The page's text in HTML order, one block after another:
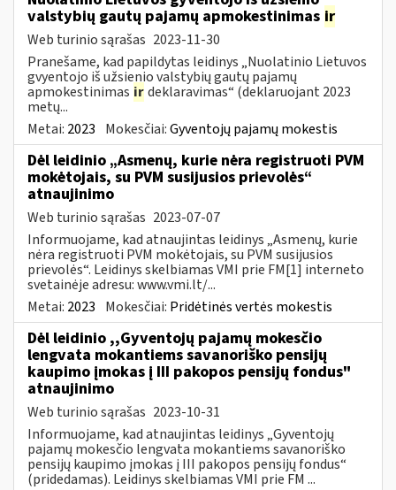
valstybių gautų pajamų apmokestinimas ir
Web turinio sąrašas 2023-11-30
Pranešame, kad papildytas leidinys „Nuolatinio Lietuvos
gvyentojo iš užsienio valstybių gautų pajamų
apmokestinimas irdeklaravimas“ (deklaruojant 2023
metų...
Metai: 2023 Mokesčiai:Gyventojų pajamų mokestis
Dėl leidinio „Asmenų, kurie nėra registruoti PVM
mokėtojais, su PVM susijusios prievolės“
atnaujinimo
Web turinio sąrašas 2023-07-07
Informuojame, kad atnaujintas leidinys „Asmenų, kurie
nėra registruoti PVM mokėtojais, su PVM susijusios
prievolės“. Leidinys skelbiamas VMI prie FM[1] interneto
svetainėje adresu: www.vmi.lt/...
Metai: 2023 Mokesčiai: Pridėtinės vertės mokestis
Dėl leidinio ,,Gyventojų pajamų mokesčio
lengvata mokantiems savanoriško pensijų
kaupimo įmokas į III pakopos pensijų fondus"
atnaujinimo
Web turinio sąrašas 2023-10-31
Informuojame, kad atnaujintas leidinys „Gyventojų
pajamų mokesčio lengvata mokantiems savanoriško
pensijų kaupimo įmokas į III pakopos pensijų fondus“
(pridedamas). Leidinys skelbiamas VMI prie FM ...